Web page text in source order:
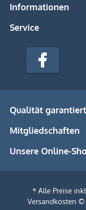
Informationen
Service
stempel-
Media
Facebook
Qualität garantiert
Mitgliedschaften
Unsere Online-
* Alle Preise
Versandkosten ©